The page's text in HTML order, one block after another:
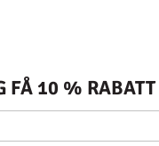
FÅ 10 %